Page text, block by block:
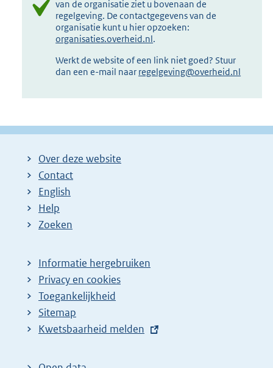
van de organisatie ziet u bovenaan de
regelgeving. De contactgegevens van de
organisatie kunt u hier opzoeken:
organisaties.overheid.nl.
Werkt de website of een link niet goed? Stuur
dan een e-mail naar regelgeving@overheid.nl
Over deze website
Contact
English
Help
Zoeken
Informatie hergebruiken
Privacy en cookies
Toegankelijkheid
Sitemap
E
t
Kwetsbaarheid melden